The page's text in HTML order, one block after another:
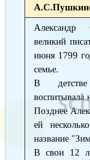
9 класс
10 класс
11 класс
великий
июня 1799
семье.
В
воспитывала
Позднее
ей
название
В свои 12